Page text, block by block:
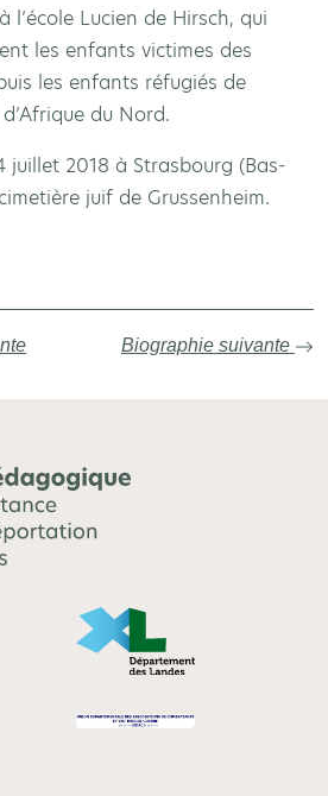
l’école Lucien de Hirsch, qui
les enfants victimes des
les enfants réfugiés de
du Nord.
juillet 2018 à Strasbourg (Bas-
juif de Grussenheim.
Biographie suivante